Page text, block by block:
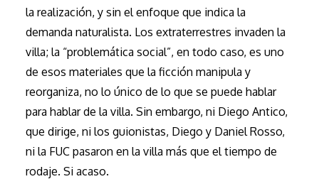
la realización, y sin el enfoque que indica la
demanda naturalista. Los extraterrestres invaden la
villa; la “problemática social”, en todo caso, es uno
de esos materiales que la ficción manipula y
reorganiza, no lo único de lo que se puede hablar
para hablar de la villa. Sin embargo, ni Diego Antico,
que dirige, ni los guionistas, Diego y Daniel Rosso,
ni la FUC pasaron en la villa más que el tiempo de
rodaje. Si acaso.